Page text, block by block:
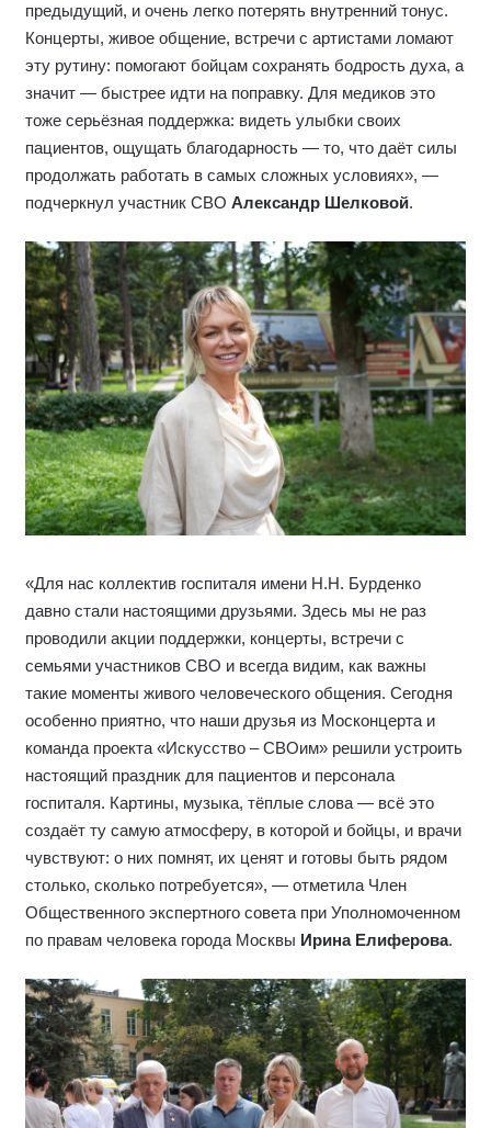
предыдущий, и очень легко потерять внутренний тонус.
Концерты, живое общение, встречи с артистами ломают
эту рутину: помогают бойцам сохранять бодрость духа, а
значит — быстрее идти на поправку. Для медиков это
тоже серьёзная поддержка: видеть улыбки своих
пациентов, ощущать благодарность — то, что даёт силы
продолжать работать в самых сложных условиях», —
подчеркнул участник СВО Александр Шелковой.
«Для нас коллектив госпиталя имени Н.Н. Бурденко
давно стали настоящими друзьями. Здесь мы не раз
проводили акции поддержки, концерты, встречи с
семьями участников СВО и всегда видим, как важны
такие моменты живого человеческого общения. Сегодня
особенно приятно, что наши друзья из Москонцерта и
команда проекта «Искусство – СВОим» решили устроить
настоящий праздник для пациентов и персонала
госпиталя. Картины, музыка, тёплые слова — всё это
создаёт ту самую атмосферу, в которой и бойцы, и врачи
чувствуют: о них помнят, их ценят и готовы быть рядом
столько, сколько потребуется», — отметила Член
Общественного экспертного совета при Уполномоченном
по правам человека города Москвы Ирина Елиферова.